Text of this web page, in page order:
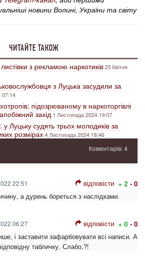
новини Волині, України та світу
ЧИТАЙТЕ ТАКОЖ
з рекламою наркотиків25 Квітня
з Луцька засудили за
07:14
підозрюваному в наркоторгівлі
захід 1 Листопада 2024 19:07
у Луцьку судять трьох молодиків за
розмірах4 Листопада 2024 18:46
Коментарів: 4
22:51 відповісти + 2 - 0
а дурень бореться з наслідками.
06:27 відповісти + 0 - 0
і заставити зафарбовувати всі написи. А
табличку. Слабо,?!